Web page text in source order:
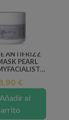
ANTIFRIZZ
PEARL
€
Añadir al